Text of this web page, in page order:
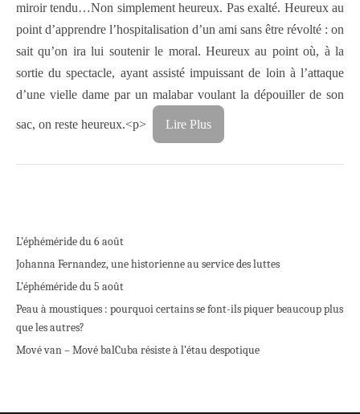
miroir tendu…Non simplement heureux. Pas exalté. Heureux au
point d’apprendre l’hospitalisation d’un ami sans être révolté : on
sait qu’on ira lui soutenir le moral. Heureux au point où, à la
sortie du spectacle, ayant assisté impuissant de loin à l’attaque
d’une vielle dame par un malabar voulant la dépouiller de son
sac, on reste heureux.<p> Lire Plus
L’éphéméride du 6 août
Johanna Fernandez, une historienne au service des luttes
L’éphéméride du 5 août
Peau à moustiques : pourquoi certains se font-ils piquer beaucoup plus
que les autres?
Mové van – Mové balCuba résiste à l’étau despotique